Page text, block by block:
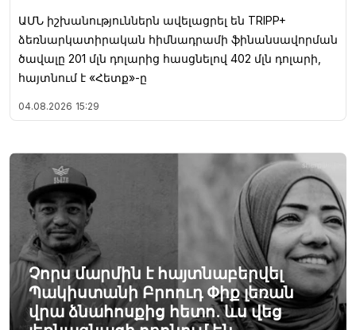
ԱՄՆ իշխանություններն ավելացրել են TRIPP+
ձեռնարկատիրական հիմնադրամի ֆինանսավորման
ծավալը 201 մլն դոլարից հասցնելով 402 մլն դոլարի,
հայտնում է «Հետք»-ը
04.08.2026 15:29
Չորս մարմին է հայտնաբերվել
Պակիստանի Բրոուդ Փիք լեռան
վրա ձնահոսքից հետո. ևս վեց